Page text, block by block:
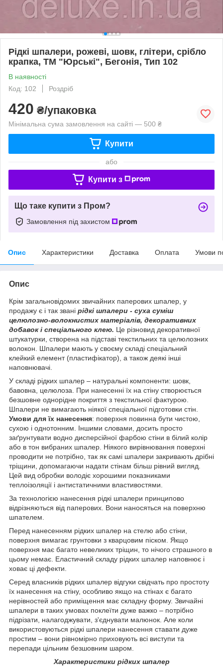
Рідкі шпалери, рожеві, шовк, глітери, срібло
крапка, ТМ "Юрські", Бегонія, Тип 102
В наявності
Код: 102
Роздріб
420 ₴/упаковка
Мінімальна сума замовлення на сайті — 500 ₴
Купити
або
Купити з
Що таке купити з Пром?
Замовлення під захистом
Опис Характеристики Доставка Оплата Умови
Опис
Крім загальновідомих звичайних паперових шпалер, у
продажу є і так звані рідкі шпалери - суха суміш
целюлозно-волокнистих матеріалів, декоративних
добавок і спеціального клею. Це різновид декоративної
штукатурки, створена на підставі текстильних та целюлозних
волокон. Шпалери мають у своєму складі спеціальний
клейкий елемент (пластифікатор), а також деякі інші
наповнювачі.
У складі рідких шпалер – натуральні компоненти: шовк,
бавовна, целюлоза. При нанесенні їх на стіну створюється
безшовне однорідне покриття з текстильної фактурою.
Шпалери не вимагають ніякої спеціальної підготовки стін.
Умови для їх нанесення: поверхня повинна бути чистою,
сухою і однотонним. Іншими словами, досить просто
заґрунтувати водно дисперсійної фарбою стіни в білий колір
або в тон вибраних шпалер. Ніякого вирівнювання поверхні
проводити не потрібно, так як самі шпалери закривають дрібні
тріщини, допомагаючи надати стінам більш рівний вигляд.
Цей вид обробки володіє хорошими показниками
теплоізоляції і антистатичними властивостями.
За технологією нанесення рідкі шпалери принципово
відрізняються від паперових. Вони наносяться на поверхню
шпателем.
Перед нанесенням рідких шпалер на стелю або стіни,
поверхня вимагає грунтовки з кварцовим піском. Якщо
поверхня має багато невеликих тріщин, то нічого страшного в
цьому немає. Еластичний складу рідких шпалер наповнює і
ховає ці дефекти.
Серед власників рідких шпалер відгуки свідчать про простоту
їх нанесення на стіну, особливо якщо на стінах є багато
нерівностей або приміщення має складну форму. Звичайні
шпалери в таких умовах поклеїти дуже важко – потрібно
підрізати, налагоджувати, з'єднувати малюнок. Але коли
використовуються рідкі шпалери нанесення ставати дуже
простим – вони рівномірно приховують всі виступи та
перепади цільним безшовним шаром.
Характеристики рідких шпалер